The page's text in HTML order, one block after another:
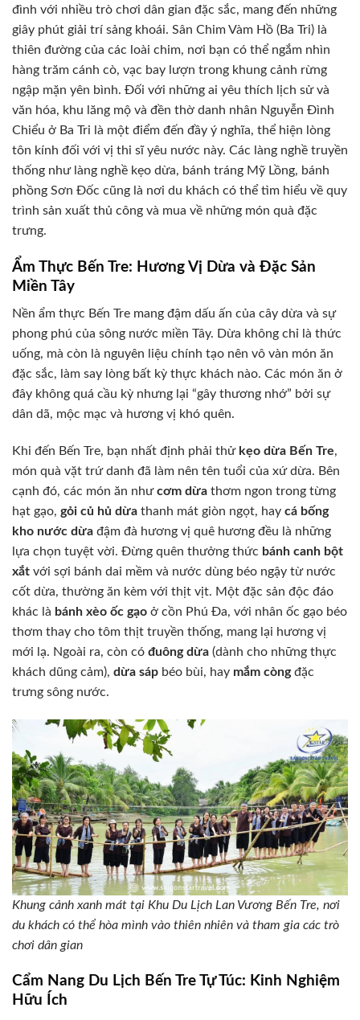
đình với nhiều trò chơi dân gian đặc sắc, mang đến những
giây phút giải trí sảng khoái. Sân Chim Vàm Hồ (Ba Tri) là
thiên đường của các loài chim, nơi bạn có thể ngắm nhìn
hàng trăm cánh cò, vạc bay lượn trong khung cảnh rừng
ngập mặn yên bình. Đối với những ai yêu thích lịch sử và
văn hóa, khu lăng mộ và đền thờ danh nhân Nguyễn Đình
Chiểu ở Ba Tri là một điểm đến đầy ý nghĩa, thể hiện lòng
tôn kính đối với vị thi sĩ yêu nước này. Các làng nghề truyền
thống như làng nghề kẹo dừa, bánh tráng Mỹ Lồng, bánh
phồng Sơn Đốc cũng là nơi du khách có thể tìm hiểu về quy
trình sản xuất thủ công và mua về những món quà đặc
trưng.
Ẩm Thực Bến Tre: Hương Vị Dừa và Đặc Sản
Miền Tây
Nền ẩm thực Bến Tre mang đậm dấu ấn của cây dừa và sự
phong phú của sông nước miền Tây. Dừa không chỉ là thức
uống, mà còn là nguyên liệu chính tạo nên vô vàn món ăn
đặc sắc, làm say lòng bất kỳ thực khách nào. Các món ăn ở
đây không quá cầu kỳ nhưng lại “gây thương nhớ” bởi sự
dân dã, mộc mạc và hương vị khó quên.
Khi đến Bến Tre, bạn nhất định phải thử kẹo dừa Bến Tre,
món quà vặt trứ danh đã làm nên tên tuổi của xứ dừa. Bên
cạnh đó, các món ăn nhưcơm dừa thơm ngon trong từng
hạt gạo, gỏi củ hủ dừa thanh mát giòn ngọt, hay cá bống
kho nước dừa đậm đà hương vị quê hương đều là những
lựa chọn tuyệt vời. Đừng quên thưởng thức bánh canh bột
xắt với sợi bánh dai mềm và nước dùng béo ngậy từ nước
cốt dừa, thường ăn kèm với thịt vịt. Một đặc sản độc đáo
khác là bánh xèo ốc gạo ở cồn Phú Đa, với nhân ốc gạo béo
thơm thay cho tôm thịt truyền thống, mang lại hương vị
mới lạ. Ngoài ra, còn có đuông dừa (dành cho những thực
khách dũng cảm), dừa sáp béo bùi, hay mắm còngđặc
trưng sông nước.
Khung cảnh xanh mát tại Khu Du Lịch Lan Vương Bến Tre, nơi
du khách có thể hòa mình vào thiên nhiên và tham gia các trò
chơi dân gian
Cẩm Nang Du Lịch Bến Tre Tự Túc: Kinh Nghiệm
Hữu Ích